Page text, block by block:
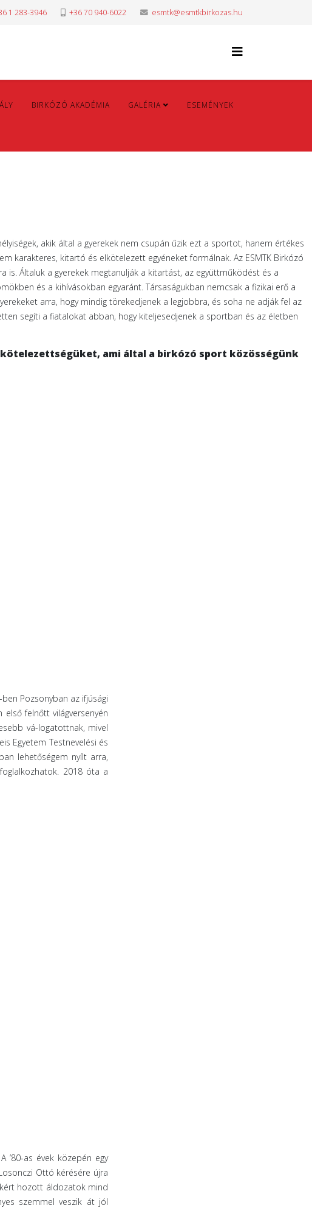
1 283-3946 +36 70 940-6022 esmtk@esmtkbirkozas.hu
BIRKÓZÓ AKADÉMIA GALÉRIA ESEMÉNYEK
akik által a gyerekek nem csupán űzik ezt a sportot, hanem értékes
karakteres, kitartó és elkötelezett egyéneket formálnak. Az ESMTK Birkózó
Általuk a gyerekek megtanulják a kitartást, az együttműködést és a
és a kihívásokban egyaránt. Társaságukban nemcsak a fizikai erő a
arra, hogy mindig törekedjenek a legjobbra, és soha ne adják fel az
segíti a fiatalokat abban, hogy kiteljesedjenek a sportban és az életben
ami által a birkózó sport közösségünk
Pozsonyban az ifjúsági
felnőtt világversenyén
vá-logatottnak, mivel
Egyetem Testnevelési és
lehetőségem nyílt arra,
2018 óta a
’80-as évek közepén egy
Ottó kérésére újra
hozott áldozatok mind
szemmel veszik át jól